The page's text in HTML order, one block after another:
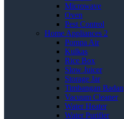
Microwave
Oven
Pest Control
Home Appliances 2
Pompa Air
Kulkas
Rice Box
Slow Juicer
Storage Jar
Timbangan Badan
Vacuum Cleaner
Water Heater
Water Purifier